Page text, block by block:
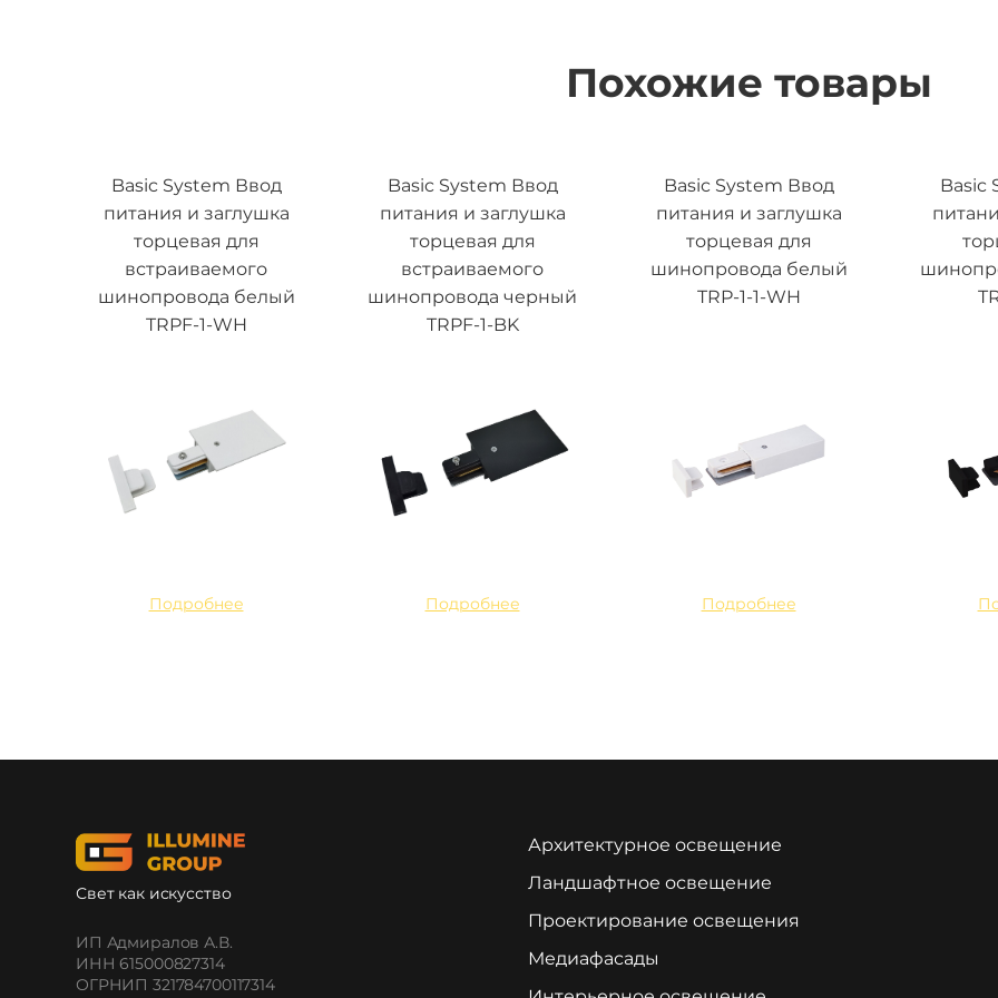
Похожие товары
Basic System Ввод
питания и заглушка
торцевая для
встраиваемого
шинопровода белый
TRPF-1-WH
Подробнее
Basic System Ввод
питания и заглушка
торцевая для
встраиваемого
шинопровода черный
TRPF-1-BK
Подробнее
Basic System Ввод
питания и заглушка
торцевая для
шинопровода белый
TRP-1-1-WH
Подробнее
Basic
Свет как искусство
ИП Адмиралов А.В.
ИНН 615000827314
ОГРНИП 321784700117314
Архитектурное освещение
Ландшафтное освещение
Проектирование освещения
Медиафасады